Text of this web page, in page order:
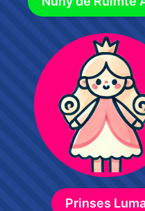
Prinses